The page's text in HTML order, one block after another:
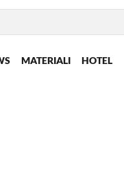
MATERIALI HOTEL